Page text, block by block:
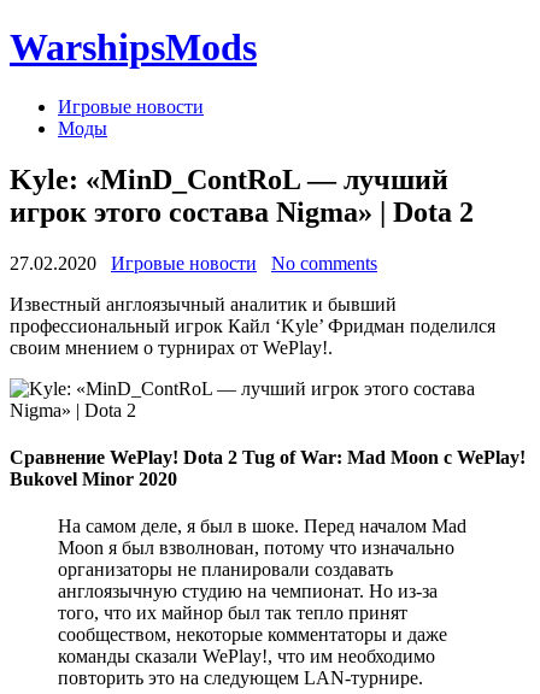
WarshipsMods
Игровые новости
Моды
Kyle: «MinD_ContRoL — лучший
игрок этого состава Nigma» | Dota 2
27.02.2020 Игровые новости
No comments
Известный англоязычный аналитик и бывший
профессиональный игрок Кайл ‘Kyle’ Фридман поделился
своим мнением о турнирах от WePlay!.
Cравнение WePlay! Dota 2 Tug of War: Mad Moon с WePlay!
Bukovel Minor 2020
На самом деле, я был в шоке. Перед началом Mad
Moon я был взволнован, потому что изначально
организаторы не планировали создавать
англоязычную студию на чемпионат. Но из-за
того, что их майнор был так тепло принят
сообществом, некоторые комментаторы и даже
команды сказали WePlay!, что им необходимо
повторить это на следующем LAN-турнире.